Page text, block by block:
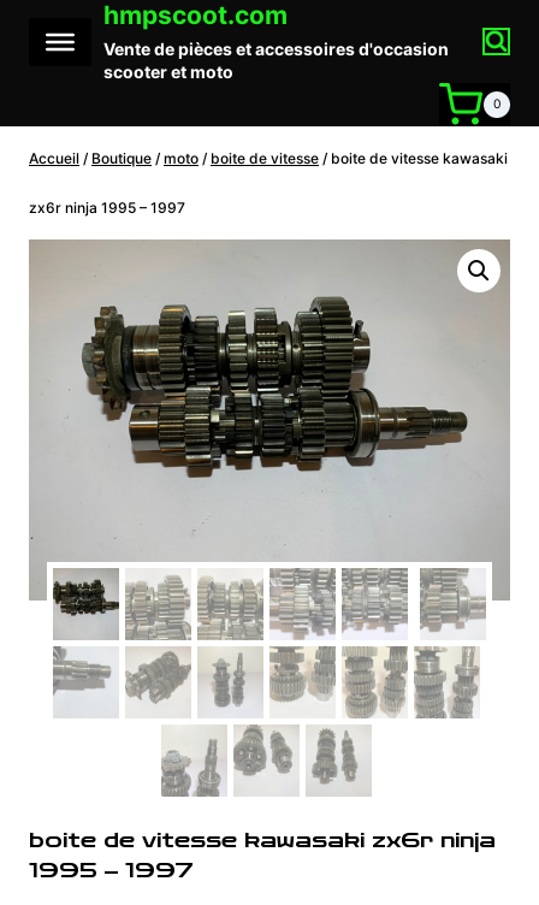
contenu
hmpscoot.com
Vente de pièces et accessoires d'occasion
scooter et moto
0
Accueil / Boutique / moto / boite de vitesse / boite de vitesse kawasaki
zx6r ninja 1995 – 1997
boite de vitesse kawasaki zx6r ninja
1995 – 1997